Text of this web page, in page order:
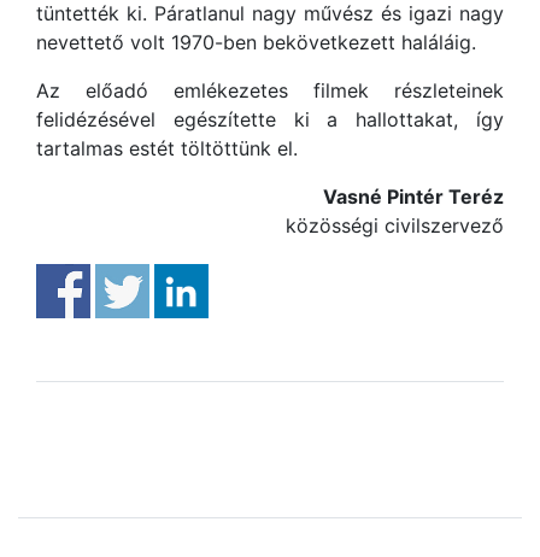
tüntették ki. Páratlanul nagy művész és igazi nagy
nevettető volt 1970-ben bekövetkezett haláláig.
Az előadó emlékezetes filmek részleteinek
felidézésével egészítette ki a hallottakat, így
tartalmas estét töltöttünk el.
Vasné Pintér Teréz
közösségi civilszervező